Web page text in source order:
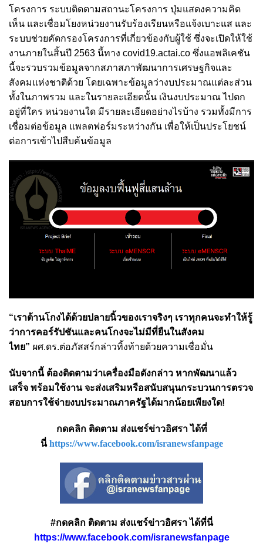
โครงการ ระบบติดตามสถานะโครงการ ปุ่มแสดงความคิด
เห็น และเชื่อมโยงหน่วยงานรับร้องเรียนหรือแจ้งเบาะแส และ
ระบบช่วยคัดกรองโครงการที่เกี่ยวข้องกับผู้ใช้ ซึ่งจะเปิดให้ใช้
งานภายในสิ้นปี 2563 นี้ทาง covid19.actai.co ซึ่งแอพลิเคชัน
นี้จะรวบรวมข้อมูลจากสภาสภาพัฒนาการเศรษฐกิจและ
สังคมแห่งชาติด้วย โดยเฉพาะข้อมูลว่างบประมาณแต่ละส่วน
ทั้งในภาพรวม และในรายละเอียดนั้น เงินงบประมาณ ไปตก
อยู่ที่ใคร หน่วยงานใด มีรายละเอียดอย่างไรบ้าง รวมทั้งมีการ
เชื่อมต่อข้อมูล แพลตฟอร์มระหว่างกัน เพื่อให้เป็นประโยชน์
ต่อการเข้าไปสืบค้นข้อมูล
“เราต้านโกงได้ด้วยปลายนิ้วของเราจริงๆ เราทุกคนจะทำให้รู้
ว่าการคอร์รัปชันและคนโกงจะไม่มีที่ยืนในสังคม
ไทย” ผศ.ดร.ต่อภัสสร์กล่าวทิ้งท้ายด้วยความเชื่อมั่น
นับจากนี้ ต้องติดตามว่าเครื่องมือดังกล่าว หากพัฒนาแล้ว
เสร็จ พร้อมใช้งาน จะส่งเสริมหรือสนับสนุนกระบวนการตรวจ
สอบการใช้จ่ายงบประมาณภาครัฐได้มากน้อยเพียงใด!
กดคลิก ติดตาม ส่งแชร์ข่าวอิศรา ได้ที่
นี่ https://www.facebook.com/isranewsfanpage
#กดคลิก ติดตาม ส่งแชร์ข่าวอิศรา ได้ที่นี่
https://www.facebook.com/isranewsfanpage